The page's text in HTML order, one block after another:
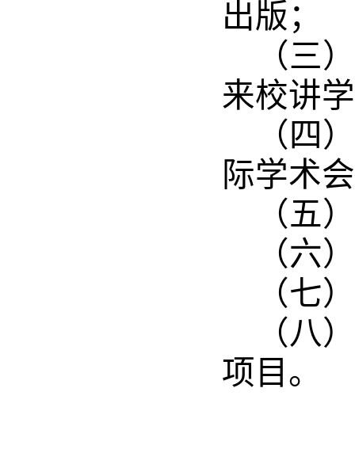
出版；
（三）
来校讲
（四）
际学术
（五）
（六）
（七）
（八）
项目。